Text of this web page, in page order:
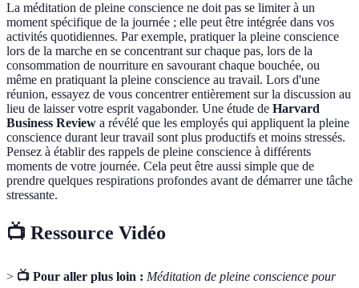
La méditation de pleine conscience ne doit pas se limiter à un
moment spécifique de la journée ; elle peut être intégrée dans vos
activités quotidiennes. Par exemple, pratiquer la pleine conscience
lors de la marche en se concentrant sur chaque pas, lors de la
consommation de nourriture en savourant chaque bouchée, ou
même en pratiquant la pleine conscience au travail. Lors d'une
réunion, essayez de vous concentrer entièrement sur la discussion au
lieu de laisser votre esprit vagabonder. Une étude de Harvard
Business Review a révélé que les employés qui appliquent la pleine
conscience durant leur travail sont plus productifs et moins stressés.
Pensez à établir des rappels de pleine conscience à différents
moments de votre journée. Cela peut être aussi simple que de
prendre quelques respirations profondes avant de démarrer une tâche
stressante.
📺 Ressource Vidéo
> 📺 Pour aller plus loin : Méditation de pleine conscience pour